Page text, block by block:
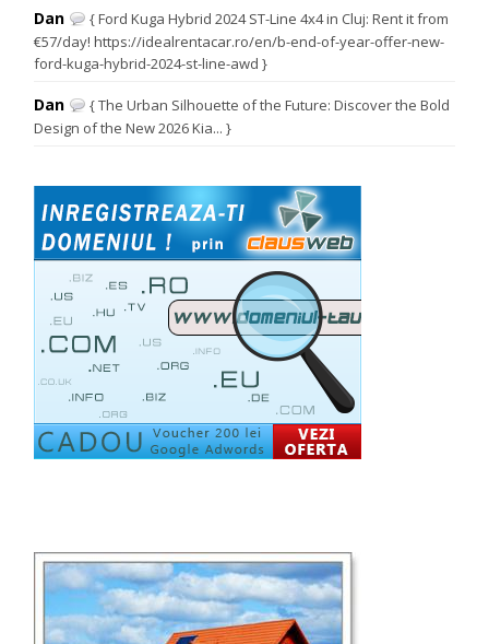
Dan
{ Ford Kuga Hybrid 2024 ST-Line 4x4 in Cluj: Rent it from
€57/day! https://idealrentacar.ro/en/b-end-of-year-offer-new-
ford-kuga-hybrid-2024-st-line-awd }
Dan
{ The Urban Silhouette of the Future: Discover the Bold
Design of the New 2026 Kia... }